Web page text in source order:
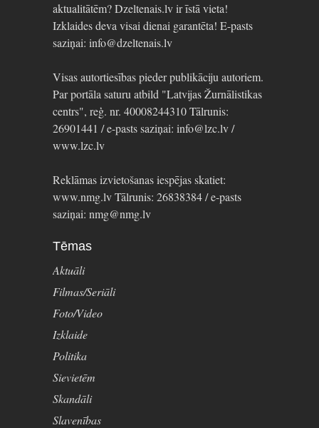
aktualitātēm? Dzeltenais.lv ir īstā vieta!
Izklaides deva visai dienai garantēta! E-pasts
saziņai: info@dzeltenais.lv
Visas autortiesības pieder publikāciju autoriem.
Par portāla saturu atbild "Latvijas Žurnālistikas
centrs", reģ. nr. 40008244310 Tālrunis:
26901441 / e-pasts saziņai: info@lzc.lv /
www.lzc.lv
Reklāmas izvietošanas iespējas skatiet:
www.nmg.lv Tālrunis: 26838384 / e-pasts
saziņai: nmg@nmg.lv
Tēmas
Aktuāli
Filmas/Seriāli
Foto/Video
Izklaide
Politika
Sievietēm
Skandāli
Slavenības